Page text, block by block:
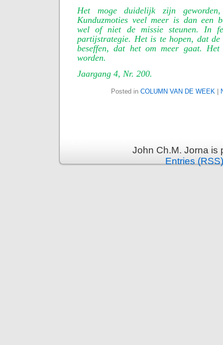
Het moge duidelijk zijn
Kunduzmoties veel meer is dan een
wel of niet de missie steunen. In
partijstrategie. Het is te hopen, dat de
beseffen, dat het om meer gaat. Het
worden.
Jaargang 4, Nr. 200.
Posted in COLUMN VAN DE WEEK
John Ch.M. Jorna
Entries (RSS)